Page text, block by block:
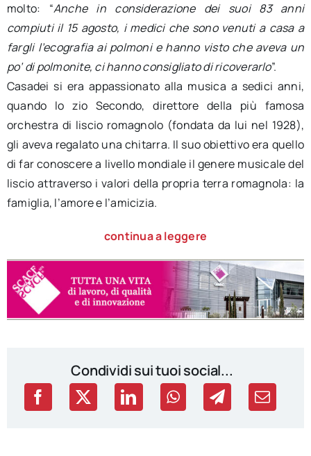
molto: “Anche in considerazione dei suoi 83 anni
compiuti il 15 agosto, i medici che sono venuti a casa a
fargli l’ecografia ai polmoni e hanno visto che aveva un
po’ di polmonite, ci hanno consigliato di ricoverarlo”.
Casadei si era appassionato alla musica a sedici anni,
quando lo zio Secondo, direttore della più famosa
orchestra di liscio romagnolo (fondata da lui nel 1928),
gli aveva regalato una chitarra. Il suo obiettivo era quello
di far conoscere a livello mondiale il genere musicale del
liscio attraverso i valori della propria terra romagnola: la
famiglia, l’amore e l’amicizia.
continua a leggere
Condividi sui tuoi social...